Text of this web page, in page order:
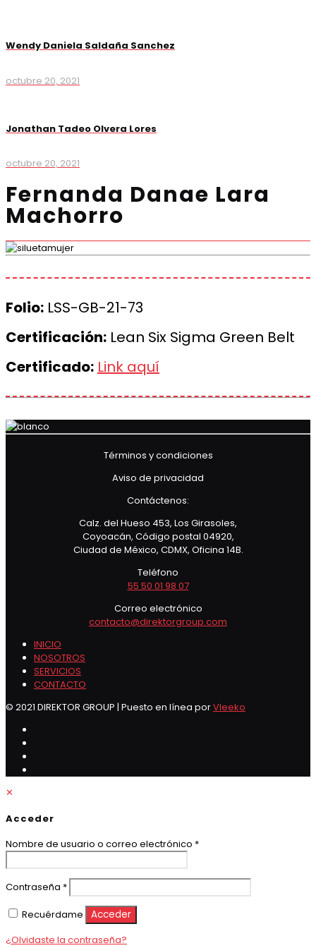
Wendy Daniela Saldaña Sanchez
octubre 20, 2021
Jonathan Tadeo Olvera Lores
octubre 20, 2021
Fernanda Danae Lara
Machorro
Folio: LSS-GB-21-73
Certificación: Lean Six Sigma Green Belt
Certificado: Link aquí
Términos y condiciones
Aviso de privacidad
Contáctenos:
Calz. del Hueso 453, Los Girasoles,
Coyoacán, Código postal 04920,
Ciudad de México, CDMX, Oficina 14B.
Teléfono
55 50 01 98 07
Correo electrónico
contacto@direktorgroup.com
INICIO
NOSOTROS
SERVICIOS
CONTACTO
© 2021 DIREKTOR GROUP | Puesto en línea porVleeko
✕
Acceder
Nombre de usuario o correo electrónico *Obligatorio
Contraseña *Obligatorio
Recuérdame
Acceder
¿Olvidaste la contraseña?